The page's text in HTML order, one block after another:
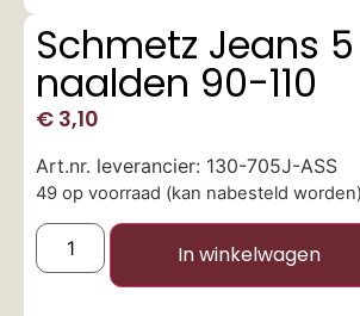
Schmetz Jeans 5
naalden 90-110
€ 3,10
Art.nr. leverancier: 130-705J-ASS
49 op voorraad (kan nabesteld worden)
In winkelwagen